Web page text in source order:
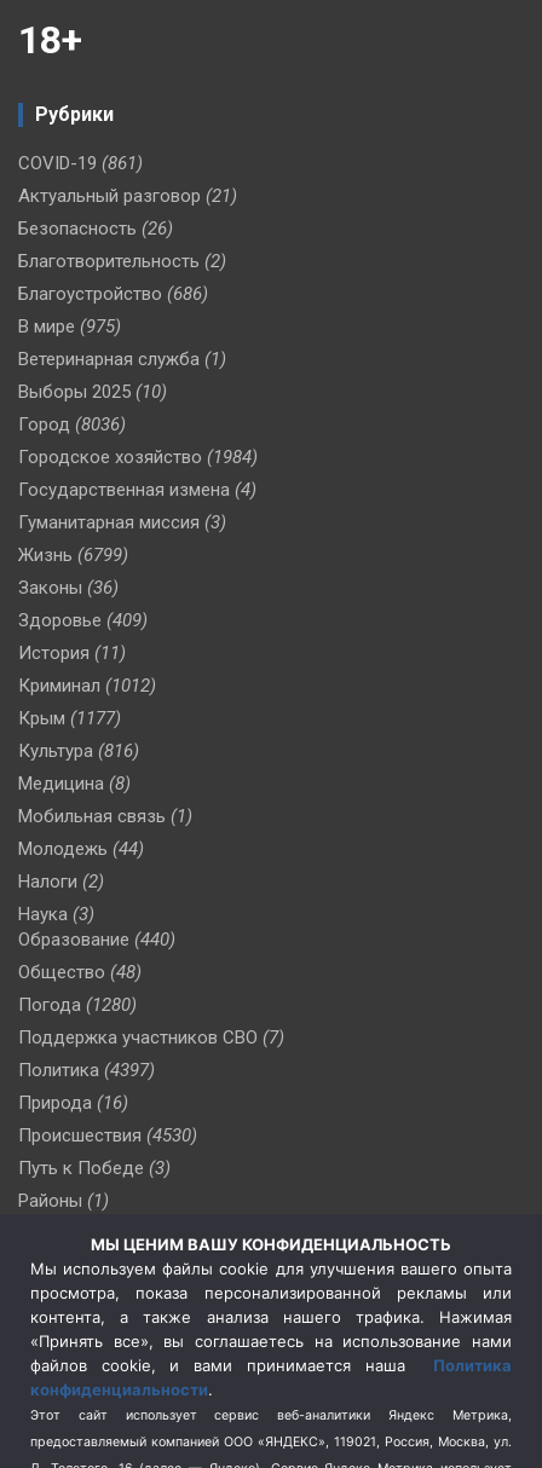
18+
Рубрики
COVID-19 (861)
Актуальный разговор (21)
Безопасность (26)
Благотворительность (2)
Благоустройство (686)
В мире (975)
Ветеринарная служба (1)
Выборы 2025 (10)
Город (8036)
Городское хозяйство (1984)
Государственная измена (4)
Гуманитарная миссия (3)
Жизнь (6799)
Законы (36)
Здоровье (409)
История (11)
Криминал (1012)
Крым (1177)
Культура (816)
Медицина (8)
Мобильная связь (1)
Молодежь (44)
Налоги (2)
Наука (3)
Образование (440)
Общество (48)
Погода (1280)
Поддержка участников СВО (7)
Политика (4397)
Природа (16)
Происшествия (4530)
Путь к Победе (3)
Районы (1)
(510)
Сельское хозяйство (3)
Социальная политика
(3)
Спецоперация в Украине
Спецоперация на Украине
(404)
Спорт (740)
Терроризм (1)
МЫ ЦЕНИМ ВАШУ КОНФИДЕНЦИАЛЬНОСТЬ
Мы используем файлы cookie для улучшения вашего опыта
просмотра, показа персонализированной рекламы или
контента, а также анализа нашего трафика. Нажимая
«Принять все», вы соглашаетесь на использование нами
файлов cookie, и вами принимается наша Политика
конфиденциальности.
Этот сайт использует сервис веб-аналитики Яндекс Метрика,
предоставляемый компанией ООО «ЯНДЕКС», 119021, Россия, Москва, ул.